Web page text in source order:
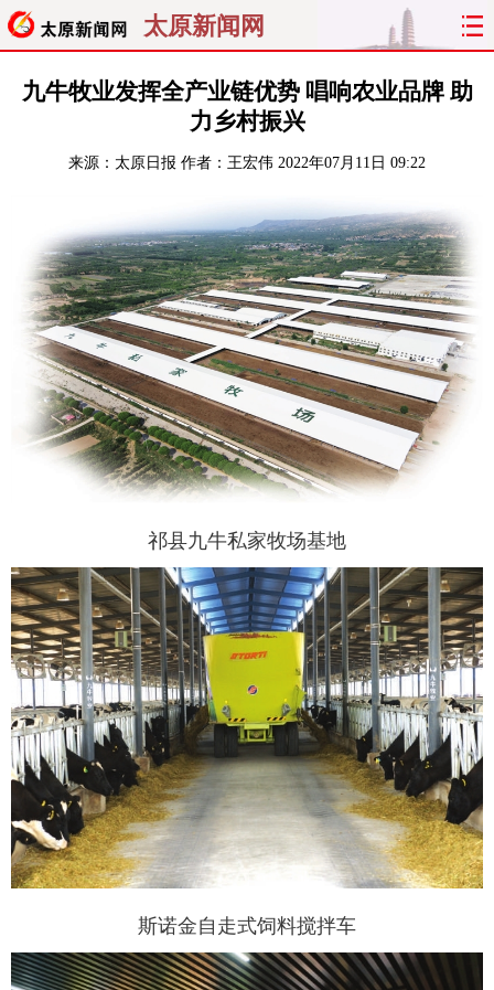
太原新闻网
首页 聚焦 太原 山西
关注 文明
旅游 理财 政务 教育
看天下 晋月读 最太原 网罗民生
太原日报 太原晚报 热评 社区
九牛牧业发挥全产业链优势 唱响农业品牌 助
力乡村振兴
来源： 太原日报 作者：王宏伟 2022年07月11日 09:22
祁县九牛私家牧场基地
斯诺金自走式饲料搅拌车